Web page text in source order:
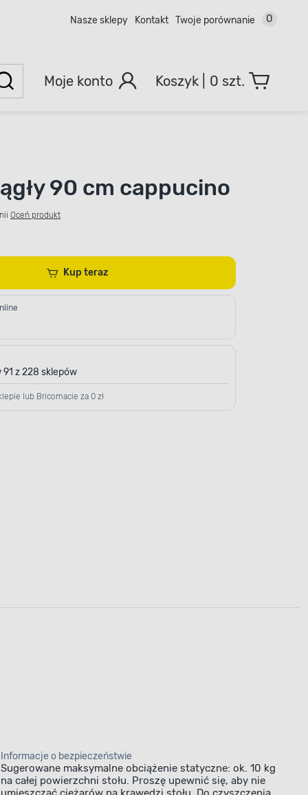
Nasze sklepy Kontakt Twoje porównanie 0
Moje konto 0 szt.
90 cm cappucino
Oceń produkt
Kup teraz
z 228 sklepów
lub Bricomacie za 0 zł
Informacje o bezpieczeństwie
Sugerowane maksymalne obciążenie statyczne: ok. 10 kg
na całej powierzchni stołu. Proszę upewnić się, aby nie